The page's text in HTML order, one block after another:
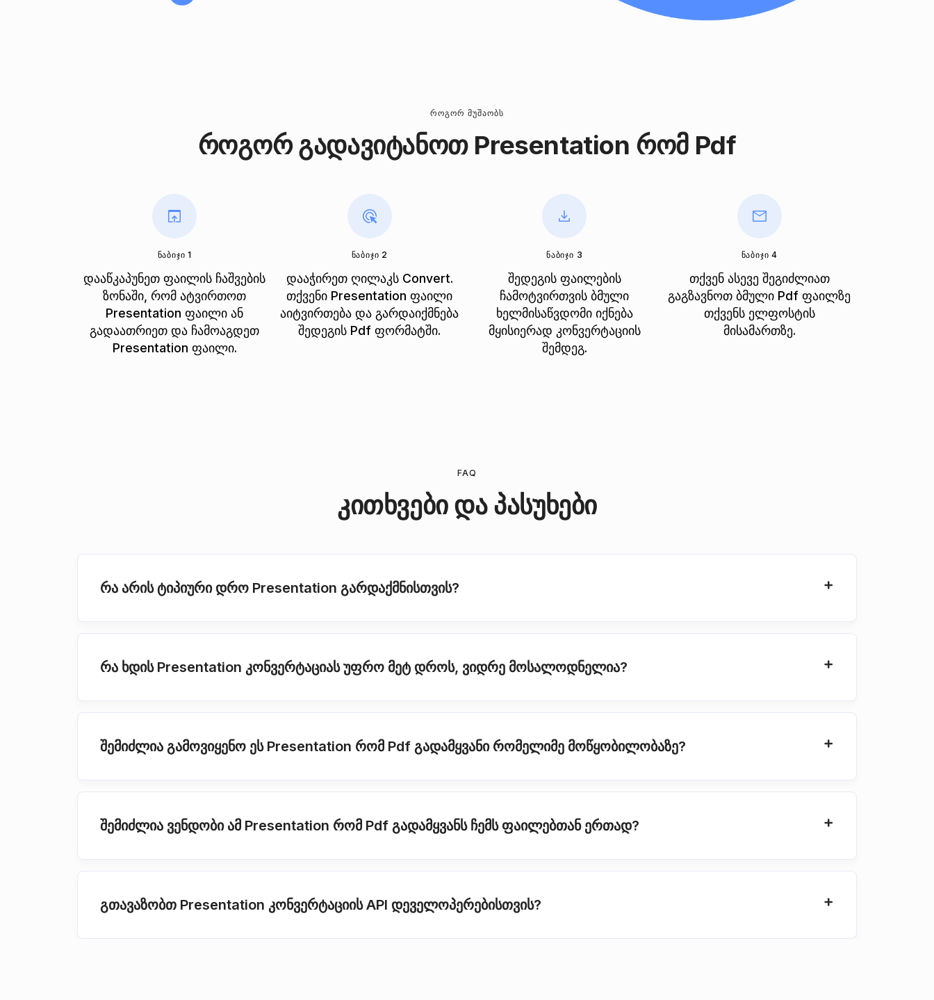
ᲠᲝᲒᲝᲠ ᲛᲣᲨᲐᲝᲑᲡ
როგორ გადავიტანოთ Presentation რომ Pdf
ᲜᲐᲑᲘᲯᲘ 1
დააწკაპუნეთ ფაილის ჩაშვების
ზონაში, რომ ატვირთოთ
Presentation ფაილი ან
გადაათრიეთ და ჩამოაგდეთ
Presentation ფაილი.
ᲜᲐᲑᲘᲯᲘ 2
დააჭირეთ ღილაკს Convert.
თქვენი Presentation ფაილი
აიტვირთება და გარდაიქმნება
შედეგის Pdf ფორმატში.
ᲜᲐᲑᲘᲯᲘ 3
შედეგის ფაილების
ჩამოტვირთვის ბმული
ხელმისაწვდომი იქნება
მყისიერად კონვერტაციის
შემდეგ.
ᲜᲐᲑᲘᲯᲘ 4
თქვენ ასევე შეგიძლიათ
გაგზავნოთ ბმული Pdf ფაილზე
თქვენს ელფოსტის
მისამართზე.
FAQ
კითხვები და პასუხები
რა არის ტიპიური დრო Presentation გარდაქმნისთვის?
რა ხდის Presentation კონვერტაციას უფრო მეტ დროს, ვიდრე მოსალოდნელია?
შემიძლია გამოვიყენო ეს Presentation რომ Pdf გადამყვანი რომელიმე მოწყობილობაზე?
შემიძლია ვენდობი ამ Presentation რომ Pdf გადამყვანს ჩემს ფაილებთან ერთად?
გთავაზობთ Presentation კონვერტაციის API დეველოპერებისთვის?